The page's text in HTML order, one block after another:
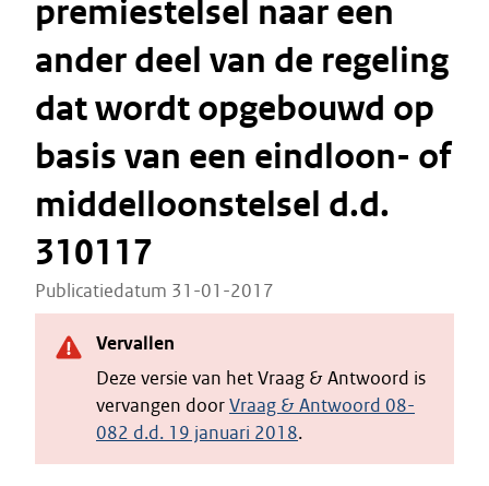
premiestelsel naar een
ander deel van de regeling
dat wordt opgebouwd op
basis van een eindloon- of
middelloonstelsel d.d.
310117
Publicatiedatum 31-01-2017
Vervallen
Deze versie van het Vraag & Antwoord is
vervangen doorVraag & Antwoord 08-
082 d.d. 19 januari 2018.